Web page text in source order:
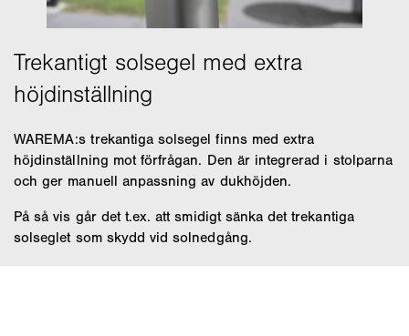
WAREMA:s trekantiga solsegel finns med extra
höjdinställning mot förfrågan. Den är integrerad i stolparna
och ger manuell anpassning av dukhöjden.
På så vis går det t.ex. att smidigt sänka det trekantiga
solseglet som skydd vid solnedgång.